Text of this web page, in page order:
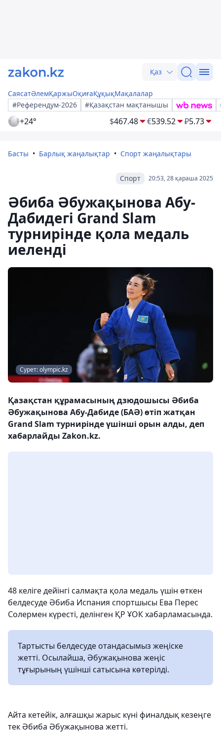
Қаз
СаясатӘлемҚаржыОқиғаҚұқықМақалалар
#Референдум-2026
#Қазақстан мақтанышы
+24° $467.48 €539.52 ₽5.73
Басты Барлық жаңалықтар Спорт жаңалықтары
20:53, 28 қараша 2025
Спорт
Әбиба Әбужақынова Абу-
Дабидегі Grand Slam
турнирінде қола медаль
иеленді
Сурет: olympic.kz
Қазақстан құрамасының дзюдошысы Әбиба
Әбужақынова Абу-Дабиде (БАӘ) өтіп жатқан
Grand Slam турнирінде үшінші орын алды, деп
хабарлайды Zakon.kz.
48 келіге дейінгі салмақта қола медаль үшін өткен
белдесуде Әбиба Испания спортшысы Ева Перес
Солермен күресті, делінген ҚР ҰОК хабарламасында.
Тартысты белдесуде отандасымыз жеңіске
жетті. Осылайша, Әбужақынова жеңіс
тұғырының үшінші сатысына көтерілді.
Айта кетейік, алғашқы жарыс күні финалдық кезеңге
тек Әбиба Әбужақынова жетті.